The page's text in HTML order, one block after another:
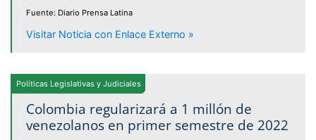
Fuente: Diario Prensa Latina
Visitar Noticia con Enlace Externo »
Políticas Legislativas y Judiciales
Colombia regularizará a 1 millón de
venezolanos en primer semestre de 2022